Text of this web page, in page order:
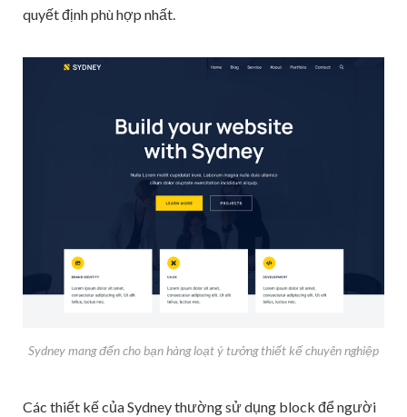
quyết định phù hợp nhất.
Sydney mang đến cho bạn hàng loạt ý tưởng thiết kế chuyên nghiệp
Các thiết kế của Sydney thường sử dụng block để người